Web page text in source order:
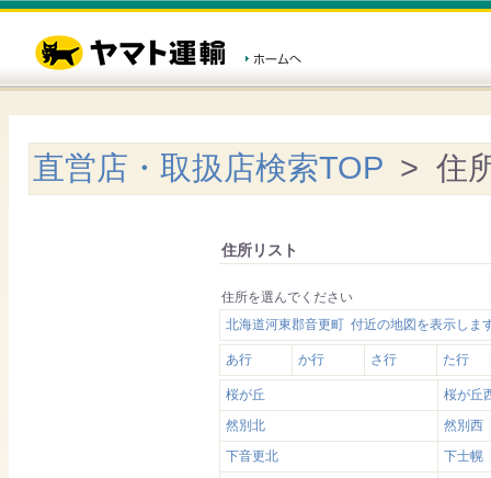
直営店・取扱店検索TOP > 住
住所リスト
住所を選んでください
北海道河東郡音更町 付近の地図を表示しま
あ行 か行 さ行 た行
桜が丘
桜が丘
然別北
然別西
下音更北
下士幌